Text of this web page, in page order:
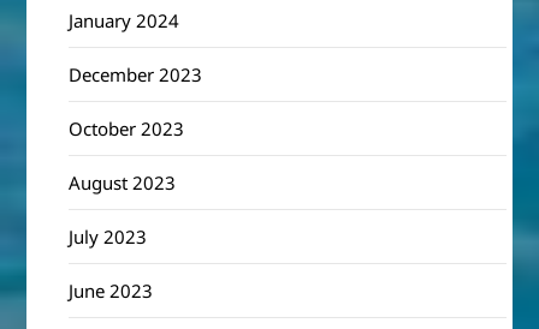
January 2024
December 2023
October 2023
August 2023
July 2023
June 2023